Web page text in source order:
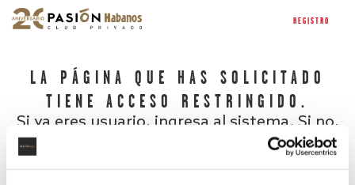
REGISTRO
LA PÁGINA QUE HAS SOLICITADO
TIENE ACCESO RESTRINGIDO.
Si ya eres usuario, ingresa al sistema. Si no,